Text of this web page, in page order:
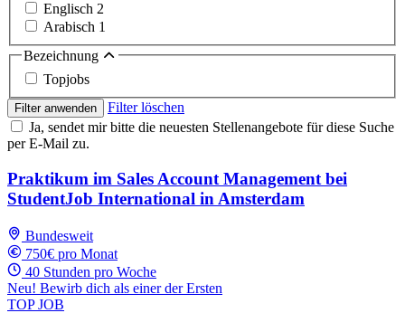
Englisch 2
Arabisch 1
Bezeichnung
Topjobs
Filter anwenden
Filter löschen
Ja, sendet mir bitte die neuesten Stellenangebote für diese Suche
per E-Mail zu.
Praktikum im Sales Account Management bei
StudentJob International in Amsterdam
Bundesweit
750€ pro Monat
40 Stunden pro Woche
Neu! Bewirb dich als einer der Ersten
TOP JOB